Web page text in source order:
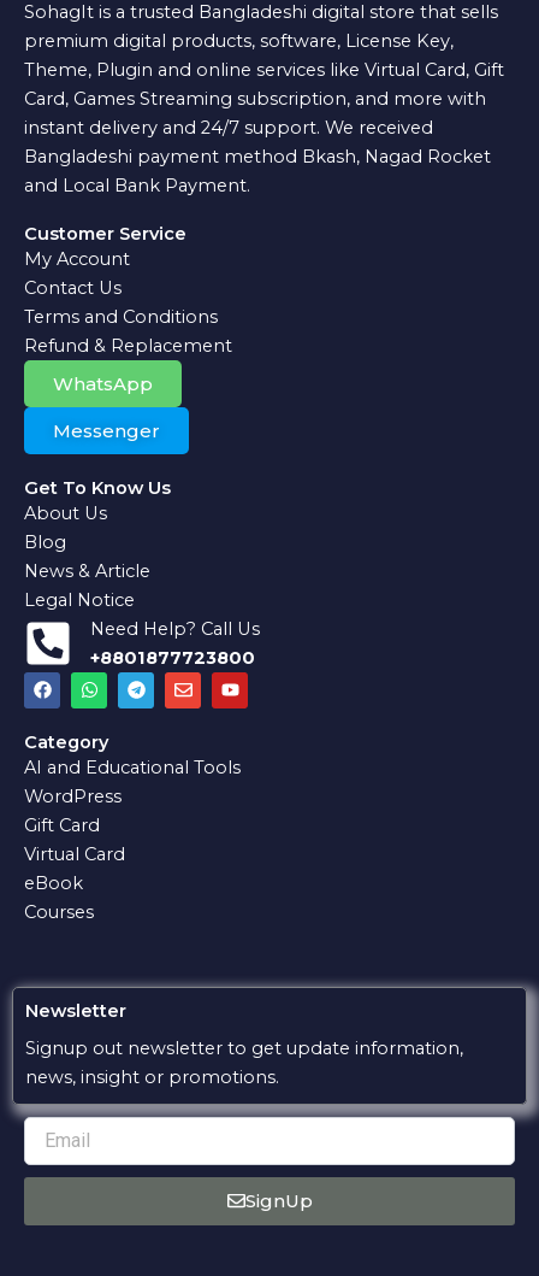
SohagIt is a trusted Bangladeshi digital store that sells
premium digital products, software, License Key,
Theme, Plugin and online services like Virtual Card, Gift
Card, Games Streaming subscription, and more with
instant delivery and 24/7 support. We received
Bangladeshi payment method Bkash, Nagad Rocket
and Local Bank Payment.
Customer Service
My Account
Contact Us
Terms and Conditions
Refund & Replacement
WhatsApp
Messenger
Get To Know Us
About Us
Blog
News & Article
Legal Notice
Need Help? Call Us
+8801877723800
F
a
c
e
b
o
o
k
W
h
a
t
s
a
p
p
T
e
l
r
E
n
v
o
Y
o
u
b
Category
AI and Educational Tools
WordPress
Gift Card
Virtual Card
eBook
Courses
Newsletter
Signup out newsletter to get update information,
news, insight or promotions.
Email
SignUp